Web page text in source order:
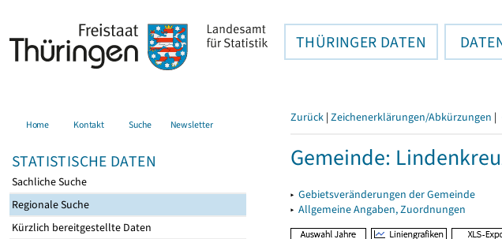
THÜRINGER DATEN
Home Kontakt Suche Newsletter
STATISTISCHE DATEN
Sachliche Suche
Regionale Suche
Kürzlich bereitgestellte Daten
Zurück | Zeichenerklärungen/Abkürzungen |
Gemeinde:
▸ Gebietsveränderungen der Gemeinde
▸ Allgemeine Angaben, Zuordnungen